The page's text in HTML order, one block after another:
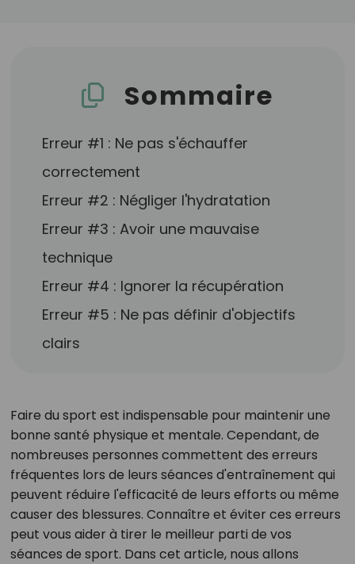
Sommaire
Erreur #1 : Ne pas s'échauffer
correctement
Erreur #2 : Négliger l'hydratation
Erreur #3 : Avoir une mauvaise
technique
Erreur #4 : Ignorer la récupération
Erreur #5 : Ne pas définir d'objectifs
clairs
Faire du sport est indispensable pour maintenir une
bonne santé physique et mentale. Cependant, de
nombreuses personnes commettent des erreurs
fréquentes lors de leurs séances d'entraînement qui
peuvent réduire l'efficacité de leurs efforts ou même
causer des blessures. Connaître et éviter ces erreurs
peut vous aider à tirer le meilleur parti de vos
séances de sport. Dans cet article, nous allons